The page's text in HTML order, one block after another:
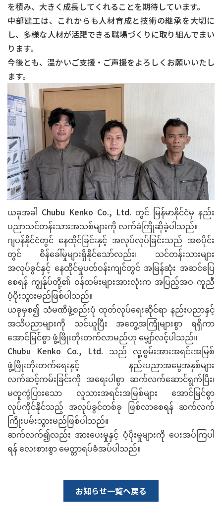
を積み、大きく成長してくれることを期待しています。
中部建工は、これからも人材育成と技術の継承を大切に
し、多様な人材が活躍できる職場づくりに取り組んでまい
ります。
今後とも、温かいご支援・ご声援をよろしくお願いいたし
ます。
ယခုအခါ Chubu Kenko Co., Ltd. တွင် မြန်မာနိုင်ငံမှ နည်း
ပညာသင်တန်းသားအသစ်များကို လက်ခံကြိုဆိုခဲ့ပါသည်။
ဂျပန်နိုင်ငံတွင် နေထိုင်ခြင်းနှင့် အလုပ်လုပ်ခြင်းသည် အစပိုင်း
တွင် စိန်ခေါ်မှုများရှိနိုင်သော်လည်း၊ သင်တန်းသားများ
အလုပ်ခွင်နှင့် နေထိုင်မှုပတ်ဝန်းကျင်တွင် အမြန်ဆုံး အဆင်ပြေ
စေရန် ကျွန်ုပ်တို့၏ ဝန်ထမ်းများအားလုံးက အပြည့်အဝ ကူညီ
ပံ့ပိုးသွားမည်ဖြစ်ပါသည်။
ယခုမှစ၍ သံမဏိဖွဲ့စည်းပုံ ထုတ်လုပ်ရေးဆိုင်ရာ နည်းပညာနှင့်
အသိပညာများကို သင်ယူပြီး အတွေ့အကြုံများစွာ ရရှိကာ
အောင်မြင်စွာ ဖွံ့ဖြိုးတိုးတက်လာမည်ဟု မျှော်လင့်ပါသည်။
Chubu Kenko Co., Ltd. သည် လူ့စွမ်းအားအရင်းအမြစ်
ဖွံ့ဖြိုးတိုးတက်ရေးနှင့် နည်းပညာအမွေအနှစ်များ
လက်ဆင့်ကမ်းခြင်းကို အရေးပါစွာ ဆက်လက်ဆောင်ရွက်ပြီး၊
မတူကွဲပြားသော လူသားအရင်းအမြစ်များ အောင်မြင်စွာ
လုပ်ကိုင်နိုင်သည့် အလုပ်ခွင်တစ်ခု ဖြစ်လာစေရန် ဆက်လက်
ကြိုးပမ်းသွားမည်ဖြစ်ပါသည်။
ဆက်လက်၍လည်း အားပေးမှုနှင့် ပံ့ပိုးမှုများကို ပေးအပ်ကြပါ
ရန် လေးစားစွာ မေတ္တာရပ်ခံအပ်ပါသည်။
お知らせ一覧へ戻る